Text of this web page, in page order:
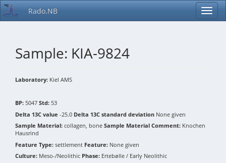
Rado.NB
Sample: KIA-9824
Laboratory: Kiel AMS
BP: 5047 Std: 53
Delta 13C value -25.0 Delta 13C standard deviation None given
Sample Material: collagen, bone Sample Material Comment: Knochen
Hausrind
Feature Type: settlement Feature: None given
Culture: Meso-/Neolithic Phase: Ertebølle / Early Neolithic